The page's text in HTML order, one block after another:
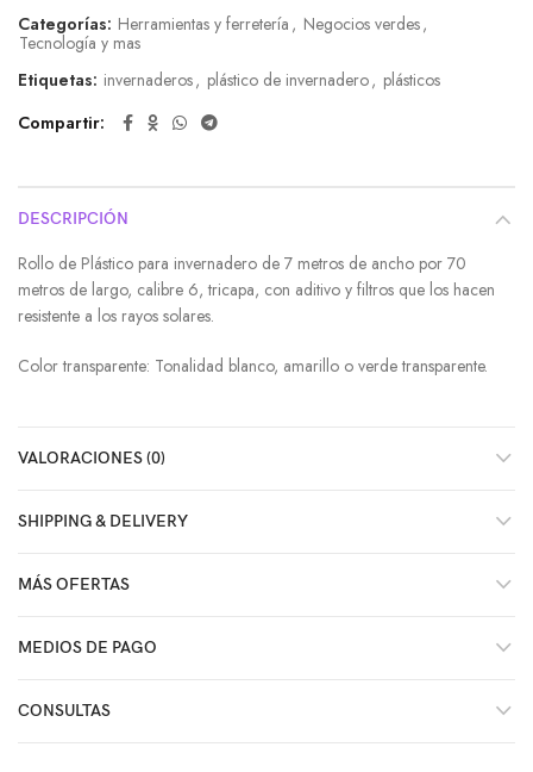
5
Categorías: Herramientas y ferretería , Negocios verdes,
Tecnología y mas
Etiquetas: invernaderos, plástico de invernadero, plásticos
Compartir
DESCRIPCIÓN
Rollo de Plástico para invernadero de 7 metros de ancho por 70
metros de largo, calibre 6, tricapa, con aditivo y filtros que los hacen
resistente a los rayos solares.
Color transparente: Tonalidad blanco, amarillo o verde transparente.
VALORACIONES (0)
SHIPPING & DELIVERY
MÁS OFERTAS
MEDIOS DE PAGO
CONSULTAS